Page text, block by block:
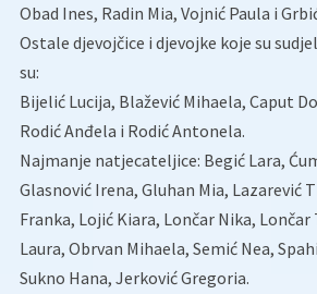
Obad Ines, Radin Mia, Vojnić Paula i
Ostale djevojčice i djevojke koje su
su:
Bijelić Lucija, Blažević Mihaela, Caput
Rodić Anđela i Rodić Antonela.
Najmanje natjecateljice: Begić Lara,
Glasnović Irena, Gluhan Mia, Lazarević
Franka, Lojić Kiara, Lončar Nika, Lončar
Laura, Obrvan Mihaela, Semić Nea,
Sukno Hana, Jerković Gregoria.